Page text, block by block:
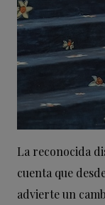
La reconocida
cuenta que
advierte un